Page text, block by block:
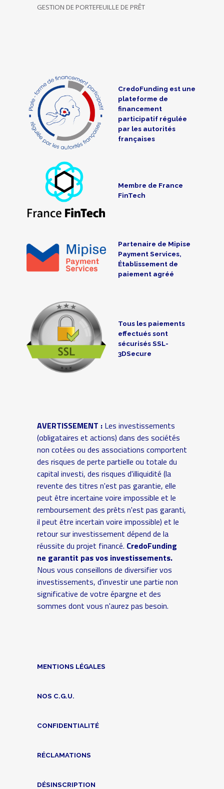
GESTION DE PORTEFEUILLE DE PRÊT
CredoFunding est une
plateforme de
financement
participatif régulée
par les autorités
françaises
Membre de France
FinTech
Partenaire de Mipise
Payment Services,
Établissement de
paiement agréé
Tous les paiements
effectués sont
sécurisés SSL-
3DSecure
AVERTISSEMENT :Les investissements
(obligataires et actions) dans des sociétés
non cotées ou des associations comportent
des risques de perte partielle ou totale du
capital investi, des risques d'illiquidité (la
revente des titres n'est pas garantie, elle
peut être incertaine voire impossible et le
remboursement des prêts n'est pas garanti,
il peut être incertain voire impossible) et le
retour sur investissement dépend de la
réussite du projet financé. CredoFunding
ne garantit pas vos investissements.
Nous vous conseillons de diversifier vos
investissements, d'investir une partie non
significative de votre épargne et des
sommes dont vous n'aurez pas besoin.
MENTIONS LÉGALES
NOS C.G.U.
CONFIDENTIALITÉ
RÉCLAMATIONS
DÉSINSCRIPTION